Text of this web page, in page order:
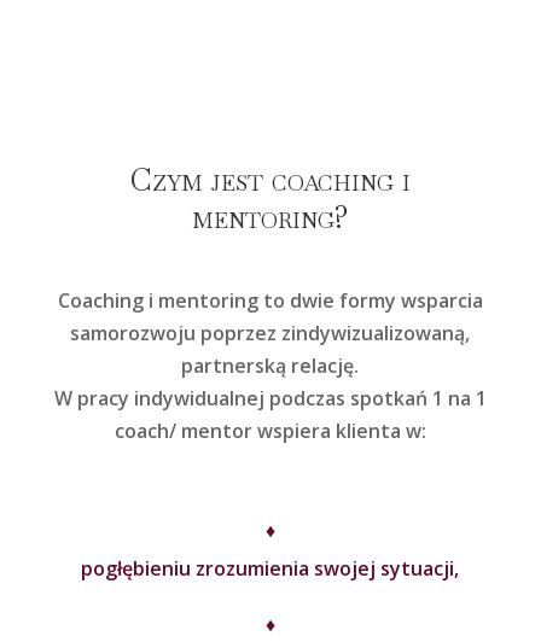
Czym jest coaching i
mentoring?
Coaching i mentoring to dwie formy wsparcia
samorozwoju poprzez zindywizualizowaną,
partnerską relację.
W pracy indywidualnej podczas spotkań 1 na 1
coach/ mentor wspiera klienta w:
♦
pogłębieniu zrozumienia swojej sytuacji,
♦